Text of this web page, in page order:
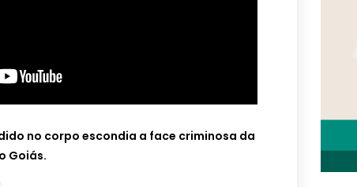
no corpo escondia a face criminosa da
Goiás.